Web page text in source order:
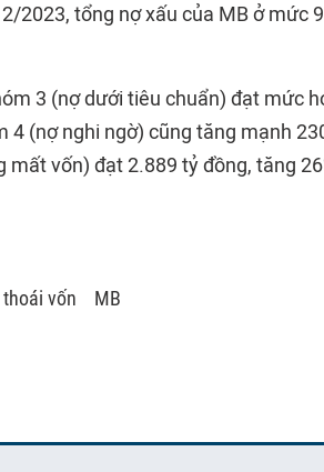
2023, tổng nợ xấu của MB ở mức
3 (nợ dưới tiêu chuẩn) đạt mức
4 (nợ nghi ngờ) cũng tăng mạnh
mất vốn) đạt 2.889 tỷ đồng, tăng
thoái vốn MB